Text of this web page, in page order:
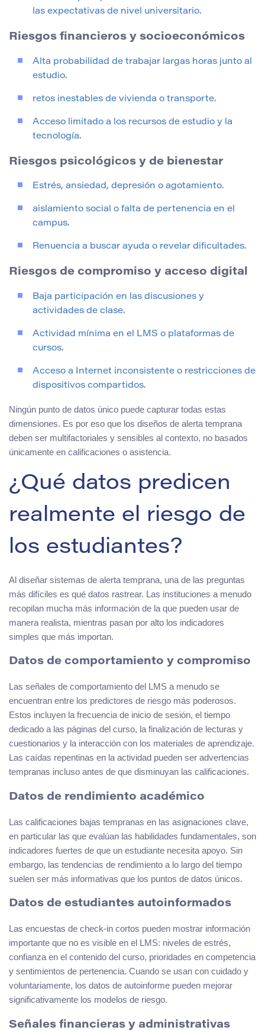
las expectativas de nivel universitario.
Riesgos financieros y socioeconómicos
Alta probabilidad de trabajar largas horas junto al
estudio.
retos inestables de vivienda o transporte.
Acceso limitado a los recursos de estudio y la
tecnología.
Riesgos psicológicos y de bienestar
Estrés, ansiedad, depresión o agotamiento.
aislamiento social o falta de pertenencia en el
campus.
Renuencia a buscar ayuda o revelar dificultades.
Riesgos de compromiso y acceso digital
Baja participación en las discusiones y
actividades de clase.
Actividad mínima en el LMS o plataformas de
cursos.
Acceso a Internet inconsistente o restricciones de
dispositivos compartidos.
Ningún punto de datos único puede capturar todas estas
dimensiones. Es por eso que los diseños de alerta temprana
deben ser multifactoriales y sensibles al contexto, no basados
únicamente en calificaciones o asistencia.
¿Qué datos predicen
realmente el riesgo de
los estudiantes?
Al diseñar sistemas de alerta temprana, una de las preguntas
más difíciles es qué datos rastrear. Las instituciones a menudo
recopilan mucha más información de la que pueden usar de
manera realista, mientras pasan por alto los indicadores
simples que más importan.
Datos de comportamiento y compromiso
Las señales de comportamiento del LMS a menudo se
encuentran entre los predictores de riesgo más poderosos.
Estos incluyen la frecuencia de inicio de sesión, el tiempo
dedicado a las páginas del curso, la finalización de lecturas y
cuestionarios y la interacción con los materiales de aprendizaje.
Las caídas repentinas en la actividad pueden ser advertencias
tempranas incluso antes de que disminuyan las calificaciones.
Datos de rendimiento académico
Las calificaciones bajas tempranas en las asignaciones clave,
en particular las que evalúan las habilidades fundamentales, son
indicadores fuertes de que un estudiante necesita apoyo. Sin
embargo, las tendencias de rendimiento a lo largo del tiempo
suelen ser más informativas que los puntos de datos únicos.
Datos de estudiantes autoinformados
Las encuestas de check-in cortos pueden mostrar información
importante que no es visible en el LMS: niveles de estrés,
confianza en el contenido del curso, prioridades en competencia
y sentimientos de pertenencia. Cuando se usan con cuidado y
voluntariamente, los datos de autoinforme pueden mejorar
significativamente los modelos de riesgo.
Señales financieras y administrativas